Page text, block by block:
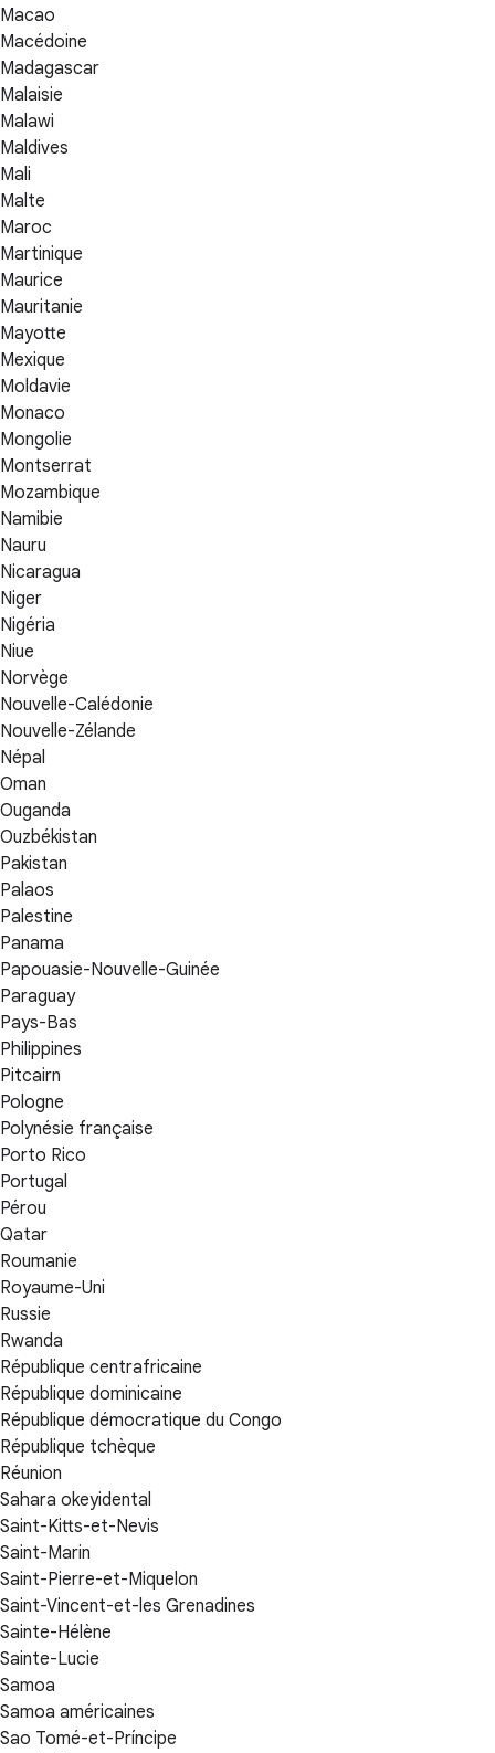
Macao
Macédoine
Madagascar
Malaisie
Malawi
Maldives
Mali
Malte
Maroc
Martinique
Maurice
Mauritanie
Mayotte
Mexique
Moldavie
Monaco
Mongolie
Montserrat
Mozambique
Namibie
Nauru
Nicaragua
Niger
Nigéria
Niue
Norvège
Nouvelle-Calédonie
Nouvelle-Zélande
Népal
Oman
Ouganda
Ouzbékistan
Pakistan
Palaos
Palestine
Panama
Papouasie-Nouvelle-Guinée
Paraguay
Pays-Bas
Philippines
Pitcairn
Pologne
Polynésie française
Porto Rico
Portugal
Pérou
Qatar
Roumanie
Royaume-Uni
Russie
Rwanda
République centrafricaine
République dominicaine
République démocratique du Congo
République tchèque
Réunion
Sahara okeyidental
Saint-Kitts-et-Nevis
Saint-Marin
Saint-Pierre-et-Miquelon
Saint-Vincent-et-les Grenadines
Sainte-Hélène
Sainte-Lucie
Samoa
Samoa américaines
Sao Tomé-et-Príncipe